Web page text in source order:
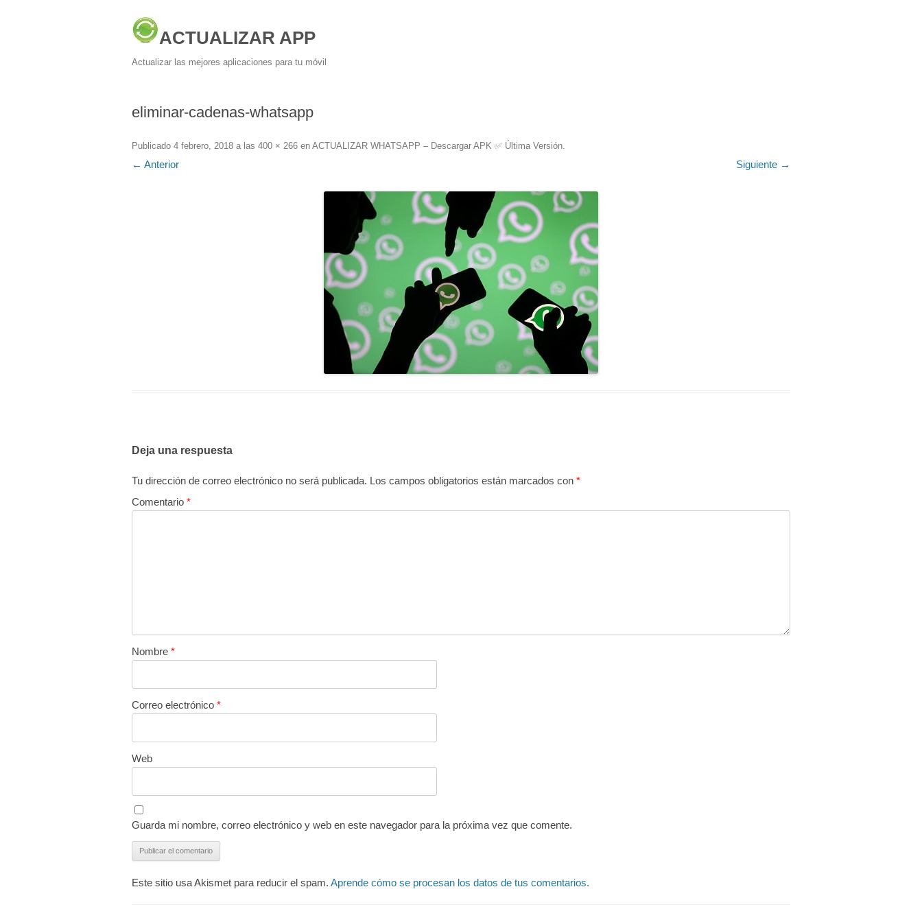
ACTUALIZAR APP
Actualizar las mejores aplicaciones para tu móvil
eliminar-cadenas-whatsapp
Publicado 4 febrero, 2018 a las 400 × 266 en ACTUALIZAR WHATSAPP – Descargar APK ✅️ Última Versión.
← Anterior Siguiente →
Deja una respuesta
Tu dirección de correo electrónico no será publicada. Los campos obligatorios están marcados con *
Comentario *
Nombre *
Correo electrónico *
Web
Guarda mi nombre, correo electrónico y web en este navegador para la próxima vez que comente.
Este sitio usa Akismet para reducir el spam. Aprende cómo se procesan los datos de tus comentarios.